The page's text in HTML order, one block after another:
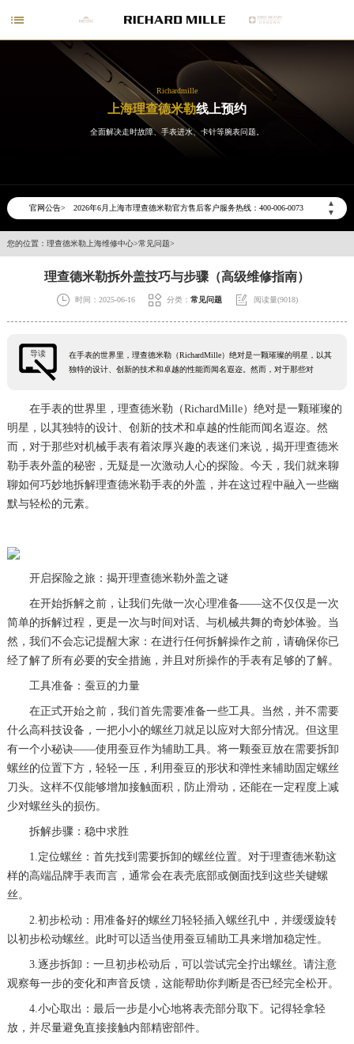

Richardmille
上海理查德米勒线上预约
全面解决走时故障、手表进水、卡针等腕表问题。
官网公告>
▲
▼
2026年6月上海市理查德米勒官方售后客户服务热线：400-006-0073
2026年6月理查德米勒售后服务中心最新网点地址：
上海市徐汇区虹桥路3号港汇中心写字楼2座37层3705室（需提前预约）
节假日正常营业！
您的位置： 理查德米勒上海维修中心>常见问题>
理查德米勒拆外盖技巧与步骤（高级维修指南）
 时间：2025-06-16  分类： 常见问题  阅读量(9018)
导读
在手表的世界里，理查德米勒（RichardMille）绝对是一颗璀璨的明星，以其
独特的设计、创新的技术和卓越的性能而闻名遐迩。然而，对于那些对
在手表的世界里，理查德米勒（RichardMille）绝对是一颗璀璨的
明星，以其独特的设计、创新的技术和卓越的性能而闻名遐迩。然
而，对于那些对机械手表有着浓厚兴趣的表迷们来说，揭开理查德米
勒手表外盖的秘密，无疑是一次激动人心的探险。今天，我们就来聊
聊如何巧妙地拆解理查德米勒手表的外盖，并在这过程中融入一些幽
默与轻松的元素。
开启探险之旅：揭开理查德米勒外盖之谜
在开始拆解之前，让我们先做一次心理准备——这不仅仅是一次
简单的拆解过程，更是一次与时间对话、与机械共舞的奇妙体验。当
然，我们不会忘记提醒大家：在进行任何拆解操作之前，请确保你已
经了解了所有必要的安全措施，并且对所操作的手表有足够的了解。
工具准备：蚕豆的力量
在正式开始之前，我们首先需要准备一些工具。当然，并不需要
什么高科技设备，一把小小的螺丝刀就足以应对大部分情况。但这里
有一个小秘诀——使用蚕豆作为辅助工具。将一颗蚕豆放在需要拆卸
螺丝的位置下方，轻轻一压，利用蚕豆的形状和弹性来辅助固定螺丝
刀头。这样不仅能够增加接触面积，防止滑动，还能在一定程度上减
少对螺丝头的损伤。
拆解步骤：稳中求胜
1.定位螺丝：首先找到需要拆卸的螺丝位置。对于理查德米勒这
样的高端品牌手表而言，通常会在表壳底部或侧面找到这些关键螺
丝。
2.初步松动：用准备好的螺丝刀轻轻插入螺丝孔中，并缓缓旋转
以初步松动螺丝。此时可以适当使用蚕豆辅助工具来增加稳定性。
3.逐步拆卸：一旦初步松动后，可以尝试完全拧出螺丝。请注意
观察每一步的变化和声音反馈，这能帮助你判断是否已经完全松开。
4.小心取出：最后一步是小心地将表壳部分取下。记得轻拿轻
放，并尽量避免直接接触内部精密部件。